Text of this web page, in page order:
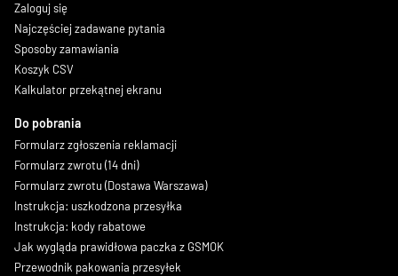
Zaloguj się
Najczęściej zadawane pytania
Sposoby zamawiania
Koszyk CSV
Kalkulator przekątnej ekranu
Do pobrania
Formularz zgłoszenia reklamacji
Formularz zwrotu (14 dni)
Formularz zwrotu (Dostawa Warszawa)
Instrukcja: uszkodzona przesyłka
Instrukcja: kody rabatowe
Jak wygląda prawidłowa paczka z GSMOK
Przewodnik pakowania przesyłek